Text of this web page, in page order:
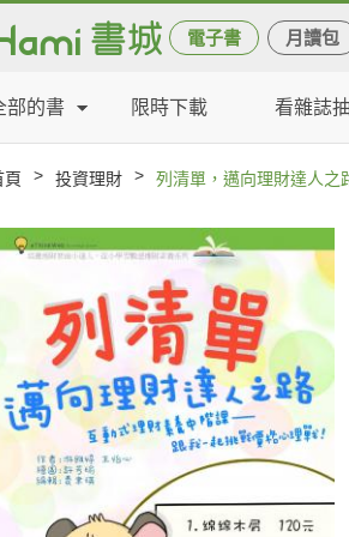
電子書 月讀包
部的書 限時下載 看雜誌
頁 > 投資理財 > 列清單，邁向理財達人之